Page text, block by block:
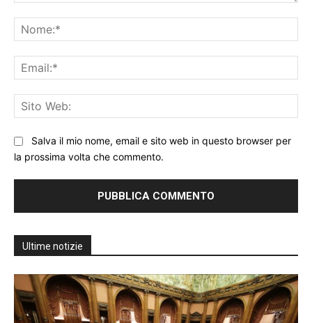
Salva il mio nome, email e sito web in questo browser per
la prossima volta che commento.
Ultime notizie